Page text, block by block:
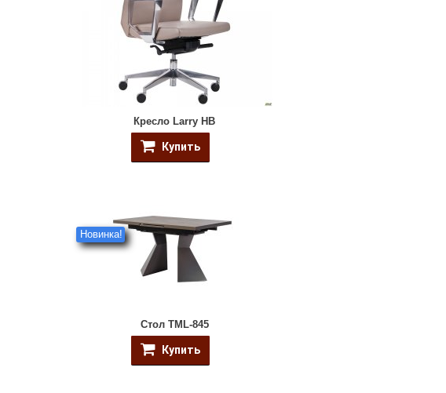
Кресло Larry HB
Купить
Новинка!
Стол TML-845
Купить